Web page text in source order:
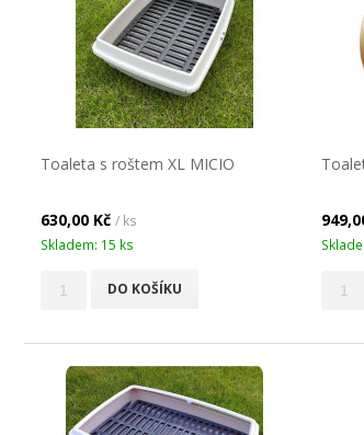
Toaleta s roštem XL MICIO
630,00 Kč / ks
Skladem: 15 ks
DO KOŠÍKU